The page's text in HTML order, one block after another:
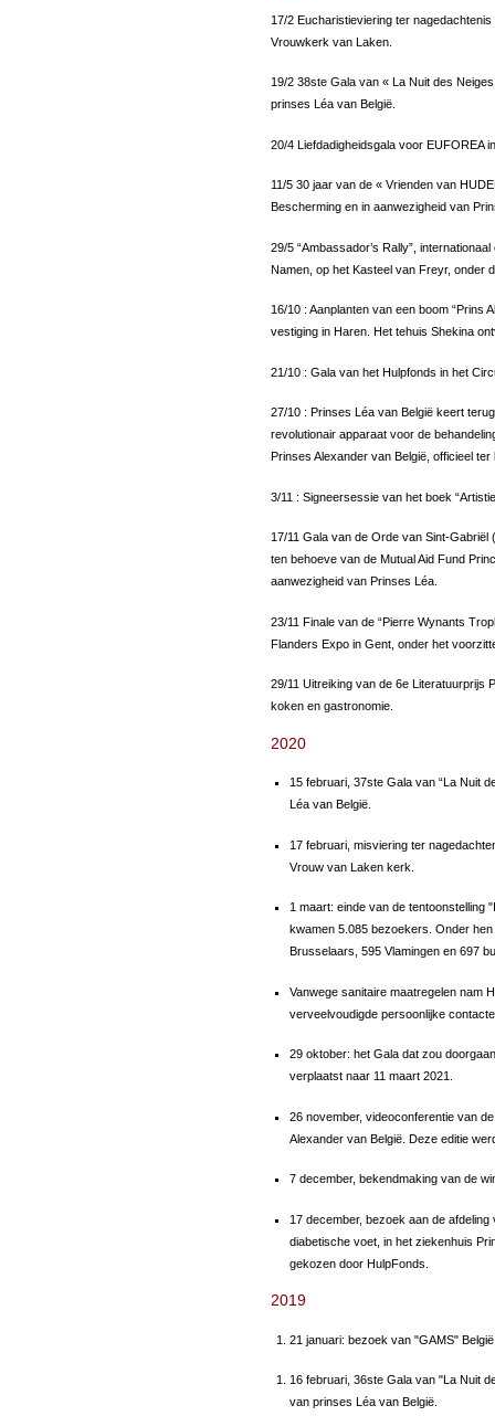
17/2 Eucharistieviering ter
Vrouwkerk van Laken.
19/2 38ste Gala van « La Nuit des
prinses Léa van België.
20/4 Liefdadigheidsgala voor EUFOREA
11/5 30 jaar van de « Vrienden van
Bescherming en in aanwezigheid van
29/5 “Ambassador’s Rally”,
Namen, op het Kasteel van Freyr, onder
16/10 : Aanplanten van een boom “Prins
vestiging in Haren. Het tehuis Shekina
21/10 : Gala van het Hulpfonds in het
27/10 : Prinses Léa van België keert
revolutionair apparaat voor de
Prinses Alexander van België, officieel
3/11 : Signeersessie van het boek
17/11 Gala van de Orde van Sint-
ten behoeve van de Mutual Aid Fund
aanwezigheid van Prinses Léa.
23/11 Finale van de “Pierre Wynants
Flanders Expo in Gent, onder het
29/11 Uitreiking van de 6e Literatuurprijs
koken en gastronomie.
2020
15 februari, 37ste Gala van “La Nuit
Léa van België.
17 februari, misviering ter
Vrouw van Laken kerk.
1 maart: einde van de tentoonstelling
kwamen 5.085 bezoekers. Onder
Brusselaars, 595 Vlamingen en 697
Vanwege sanitaire maatregelen nam
verveelvoudigde persoonlijke
29 oktober: het Gala dat zou
verplaatst naar 11 maart 2021.
26 november, videoconferentie van
Alexander van België. Deze editie
7 december, bekendmaking van de
17 december, bezoek aan de
diabetische voet, in het ziekenhuis
gekozen door HulpFonds.
2019
21 januari: bezoek van "GAMS"
16 februari, 36ste Gala van "La Nuit
van prinses Léa van België.